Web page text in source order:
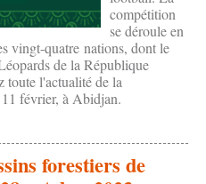
compétition
se déroule en
vingt-quatre nations, dont le
de la République
toute l'actualité de la
février, à Abidjan.
forestiers de